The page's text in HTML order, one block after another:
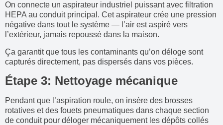
On connecte un aspirateur industriel puissant avec filtration
HEPA au conduit principal. Cet aspirateur crée une pression
négative dans tout le système — l’air est aspiré vers
l’extérieur, jamais repoussé dans la maison.
Ça garantit que tous les contaminants qu’on déloge sont
capturés directement, pas dispersés dans vos pièces.
Étape 3: Nettoyage mécanique
Pendant que l’aspiration roule, on insère des brosses
rotatives et des fouets pneumatiques dans chaque section
de conduit pour déloger mécaniquement les dépôts collés